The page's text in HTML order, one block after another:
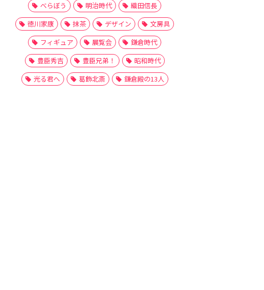
べらぼう
明治時代
織田信長
徳川家康
抹茶 デザイン
文房具
フィギュア
展覧会
鎌倉時代
豊臣秀吉
豊臣兄弟！
昭和時代
光る君へ
葛飾北斎 鎌倉殿の13人